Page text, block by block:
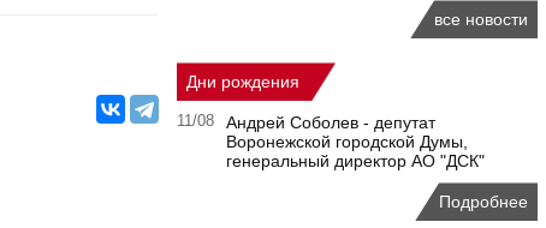
все новости
Дни рождения
11/08
Андрей Соболев - депутат
Воронежской городской Думы,
генеральный директор АО "ДСК"
Подробнее